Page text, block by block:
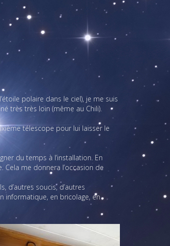
polaire dans le ciel), je me suis
très très loin (même au Chili).
télescope pour lui laisser le
du temps à l’installation. En
Cela me donnera l’occasion de
d’autres soucis, d’autres
informatique, en bricolage, en